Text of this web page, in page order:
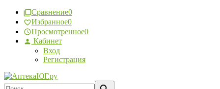
Сравнение0
Избранное0
Просмотренное0
Кабинет
Вход
Регистрация